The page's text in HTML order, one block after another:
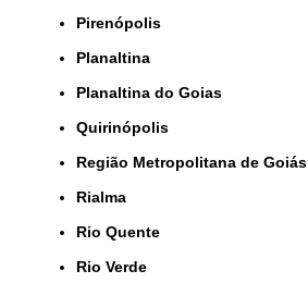
Pirenópolis
Planaltina
Planaltina do Goias
Quirinópolis
Região Metropolitana de Goiás
Rialma
Rio Quente
Rio Verde